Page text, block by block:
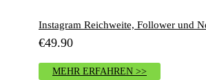
Instagram Reichweite, Follower und
€49.90
MEHR ERFAHREN >>